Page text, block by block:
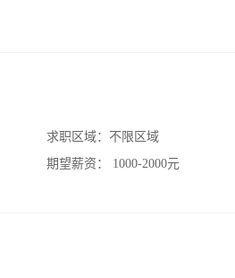
求职区域： 不限区域
期望薪资：
1000-2000元